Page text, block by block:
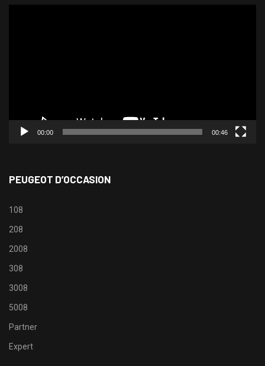
00:00 00:46
PEUGEOT D’OCCASION
108
208
2008
308
3008
5008
Partner
Expert